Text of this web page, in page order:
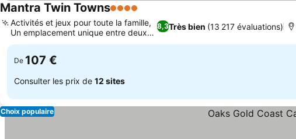
Mantra Twin Towns4 Étoiles
8,3Très bien (13 217 évaluations)
Activités et jeux pour toute la famille,
Un emplacement unique entre deux
États
De 107 €
Consulter les prix de 12 sites
Choix populaire